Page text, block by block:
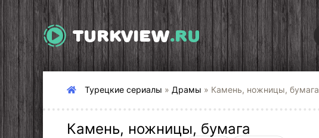
TURKVIEW.RU
Турецкие сериалы » Драмы » Камень, ножницы, бумага
Камень, ножницы, бумага